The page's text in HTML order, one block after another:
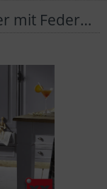
Küchensofa | Tavola | 2 Sitzer mit Federkern | T12